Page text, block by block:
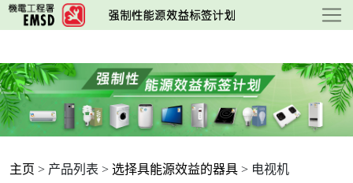
跳
至
要
内
容
主页 > 产品列表 > 选择具能源效益的器具 > 电视机